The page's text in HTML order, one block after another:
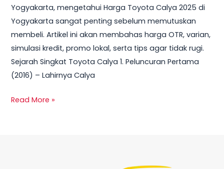
Yogyakarta, mengetahui Harga Toyota Calya 2025 di
Yogyakarta sangat penting sebelum memutuskan
membeli. Artikel ini akan membahas harga OTR, varian,
simulasi kredit, promo lokal, serta tips agar tidak rugi.
Sejarah Singkat Toyota Calya 1. Peluncuran Pertama
(2016) – Lahirnya Calya
Read More »